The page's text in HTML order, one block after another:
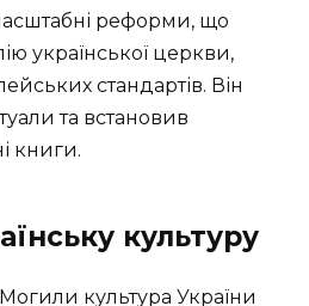
реформи, що
української церкви,
стандартів. Він
та встановив
книги.
культуру
культура України